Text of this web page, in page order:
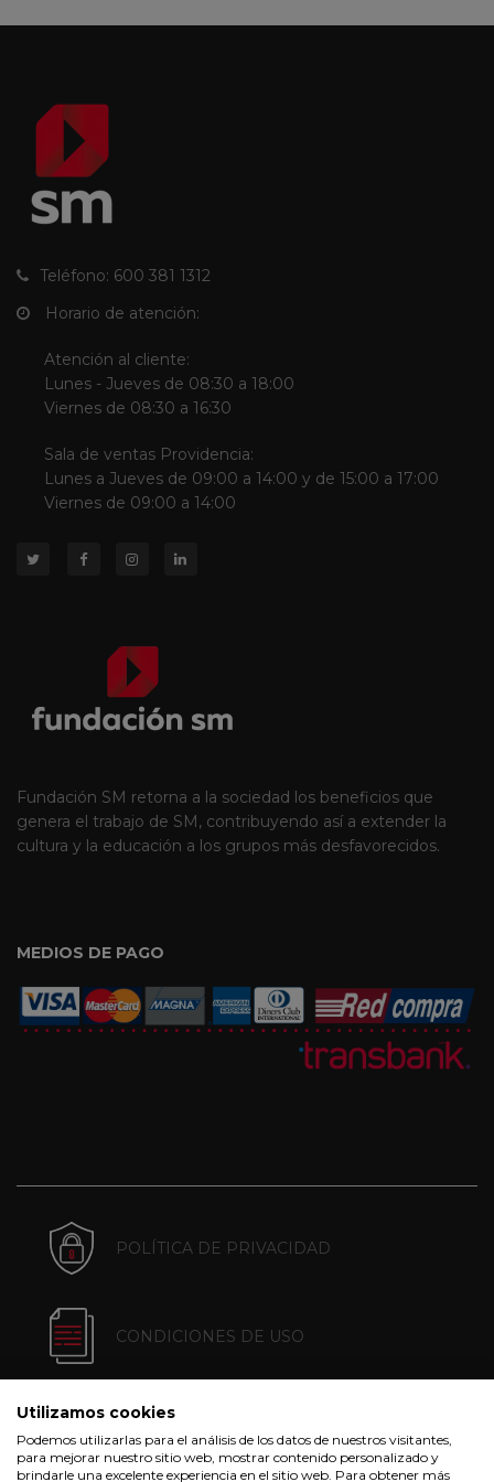
Teléfono: 600 381 1312
Horario de atención:
Atención al cliente:
Lunes - Jueves de 08:30 a 18:00
Viernes de 08:30 a 16:30
Sala de ventas Providencia:
Lunes a Jueves de 09:00 a 14:00 y de 15:00 a 17:00
Viernes de 09:00 a 14:00
Fundación SM retorna a la sociedad los beneficios que
genera el trabajo de SM, contribuyendo así a extender la
cultura y la educación a los grupos más desfavorecidos.
MEDIOS DE PAGO
POLÍTICA DE PRIVACIDAD
CONDICIONES DE USO
POLÍTICA DE COOKIES
Utilizamos cookies
Podemos utilizarlas para el análisis de los datos de nuestros visitantes,
para mejorar nuestro sitio web, mostrar contenido personalizado y
brindarle una excelente experiencia en el sitio web. Para obtener más